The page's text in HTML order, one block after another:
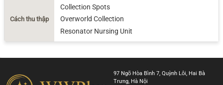
lỡ thưởng thức quá nhiều quả chín quá
hề hay biết.
Cách thu thập
Collection Spots
Overworld Collection
Resonator Nursing Unit
97 Ngõ Hòa Bình 7, Quỳnh Lôi, Hai Bà
Trưng, Hà Nội